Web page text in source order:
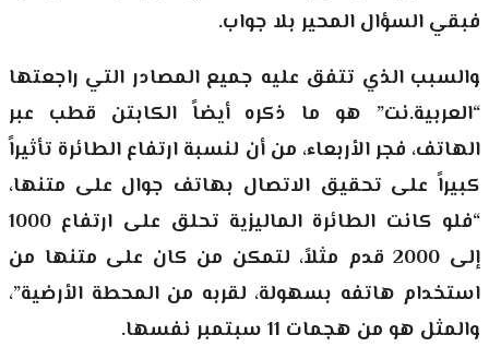
فبقي السؤال المحير بلا جواب.
والسبب الذي تتفق عليه جميع المصادر التي راجعتها
“العربية.نت” هو ما ذكره أيضاً الكابتن قطب عبر
الهاتف، فجر الأربعاء، من أن لنسبة ارتفاع الطائرة تأثيراً
كبيراً على تحقيق الاتصال بهاتف جوال على متنها،
“فلو كانت الطائرة الماليزية تحلق على ارتفاع 1000
إلى 2000 قدم مثلاً، لتمكن من كان على متنها من
استخدام هاتفه بسهولة، لقربه من المحطة الأرضية”،
والمثل هو من هجمات 11 سبتمبر نفسها.